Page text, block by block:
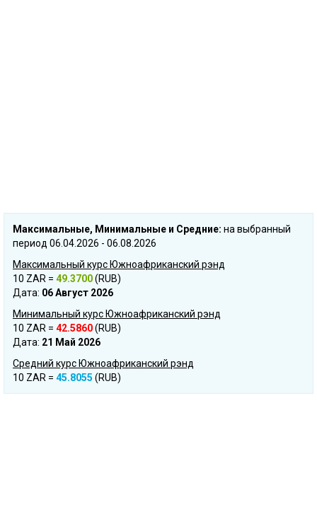
Mаксимальные, Mинимальные и Cредние: на выбранный
период 06.04.2026 - 06.08.2026
Максимальный курс Южноафриканский рэнд
10 ZAR = 49.3700(RUB)
Дата: 06 Август 2026
Минимальный курс Южноафриканский рэнд
10 ZAR = 42.5860(RUB)
Дата: 21 Май 2026
Средний курс Южноафриканский рэнд
10 ZAR = 45.8055 (RUB)